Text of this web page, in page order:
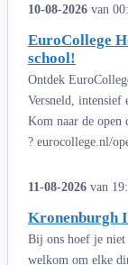
10-08-2026 van
EuroCollege
school!
Ontdek
Versneld, intensief
Kom naar de open
? eurocollege.nl/
11-08-2026 van
Kronenburgh
Bij ons hoef je niet
welkom om elke